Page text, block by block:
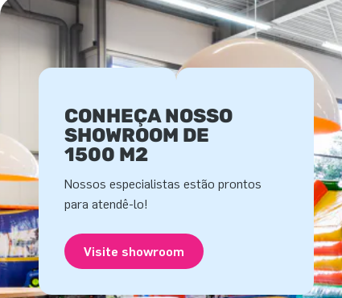
CONHEÇA NOSSO
SHOWROOM DE
1500 M2
Nossos especialistas estão prontos
para atendê-lo!
Visite showroom